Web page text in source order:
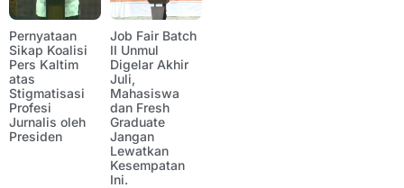
Pernyataan
Sikap Koalisi
Pers Kaltim
atas
Stigmatisasi
Profesi
Jurnalis oleh
Presiden
Job Fair Batch
II Unmul
Digelar Akhir
Juli,
Mahasiswa
dan Fresh
Graduate
Jangan
Lewatkan
Kesempatan
Ini.